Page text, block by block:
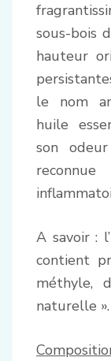
sous-bois
hauteur
le nom
huile
son
A savoir :
contient
méthyle,
naturelle ».